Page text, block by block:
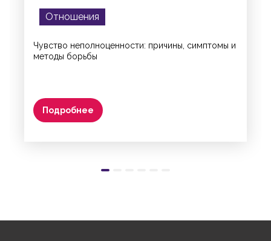
Отношения
Чувство неполноценности: причины, симптомы и
методы борьбы
Подробнее